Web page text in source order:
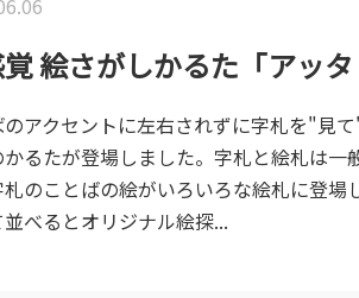
絵さがしかるた「アッタ
のアクセントに左右されずに字札を"見
るたが登場しました。字札と絵札は一
札のことばの絵がいろいろな絵札に登場
べるとオリジナル絵探...